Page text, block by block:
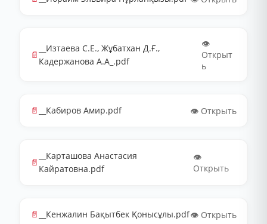
📄
__Изтаева С.Е., Жұбатхан Д.Ғ.,
Кадержанова А.А_.pdf
👁️
Открыт
ь
📄 __Кабиров Амир.pdf 👁️ Открыть
📄
__Карташова Анастасия
Кайратовна.pdf
👁️
Открыть
📄 __Кенжалин Бақытбек Қонысұлы.pdf👁️ Открыть